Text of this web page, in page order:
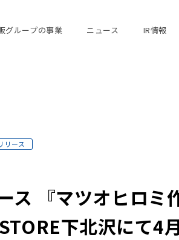
グループの事業 ニュース IR情報
リース
ス 『マツオヒロ
下北沢にて4